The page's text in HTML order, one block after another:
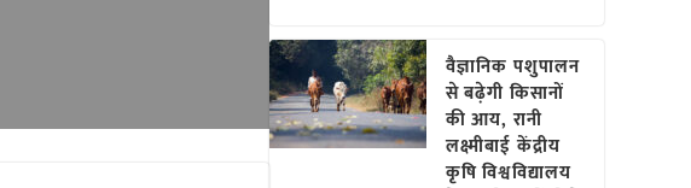
वैज्ञानिक पशुपालन
से बढ़ेगी किसानों
की आय, रानी
लक्ष्मीबाई केंद्रीय
कृषि विश्वविद्यालय